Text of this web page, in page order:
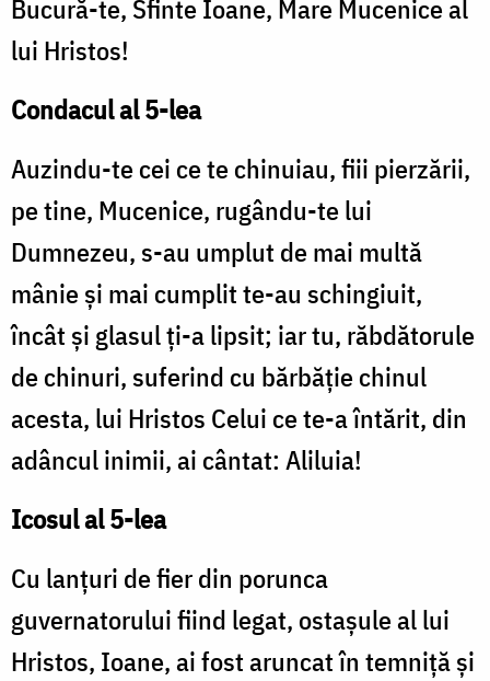
Bucură-te, Sfinte Ioane, Mare Mucenice al
lui Hristos!
Condacul al 5-lea
Auzindu-te cei ce te chinuiau, fiii pierzării,
pe tine, Mucenice, rugându-te lui
Dumnezeu, s-au umplut de mai multă
mânie şi mai cumplit te-au schingiuit,
încât şi glasul ţi-a lipsit; iar tu, răbdătorule
de chinuri, suferind cu bărbăţie chinul
acesta, lui Hristos Celui ce te-a întărit, din
adâncul inimii, ai cântat: Aliluia!
Icosul al 5-lea
Cu lanţuri de fier din porunca
guvernatorului fiind legat, ostaşule al lui
Hristos, Ioane, ai fost aruncat în temniţă şi